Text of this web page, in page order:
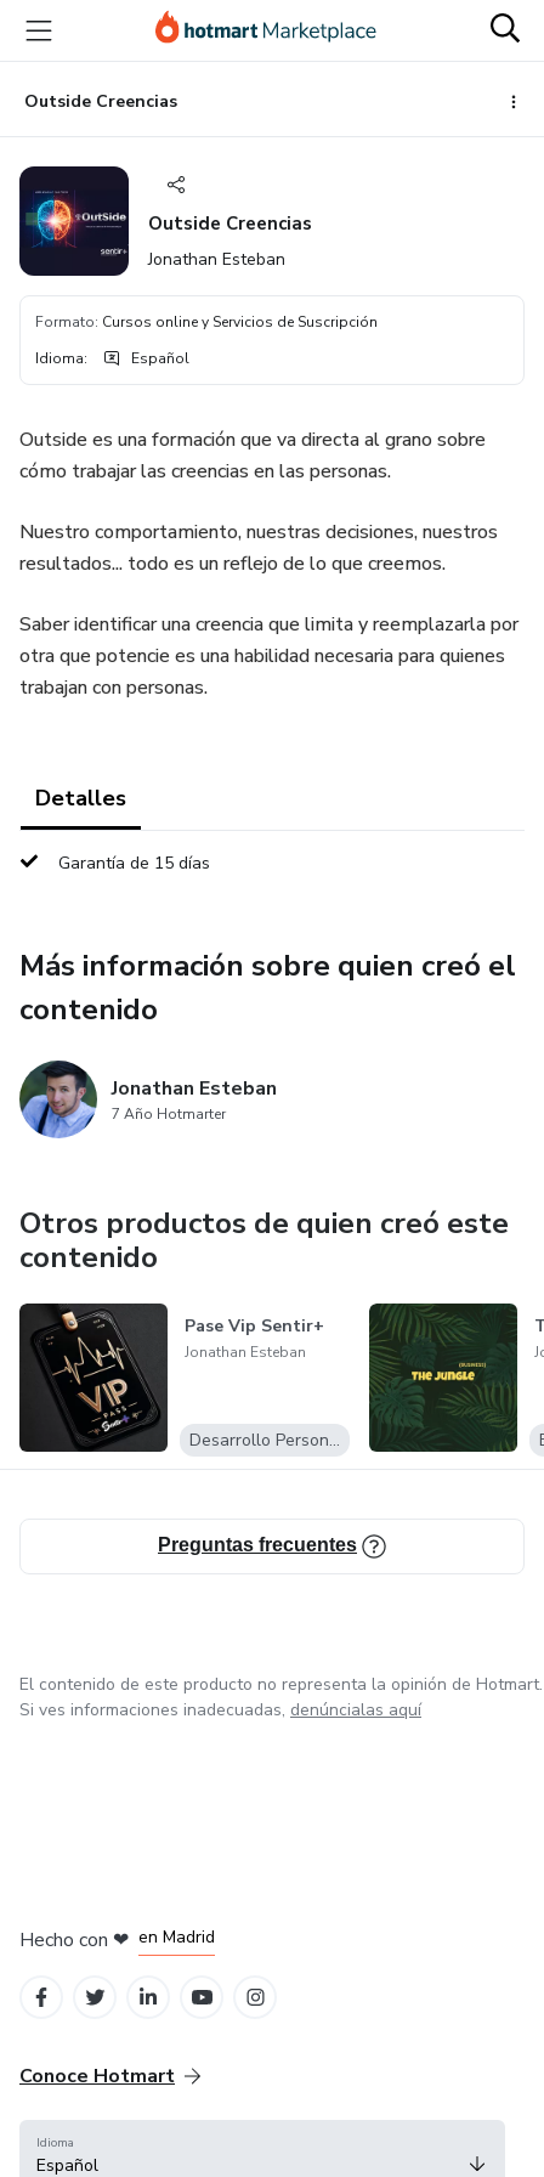
principal
página
de
página
Outside Creencias
Outside Creencias
Jonathan Esteban
Formato: Cursos online y Servicios de Suscripción
Idioma: Español
Outside es una formación que va directa al grano sobre
cómo trabajar las creencias en las personas.
Nuestro comportamiento, nuestras decisiones, nuestros
resultados... todo es un reflejo de lo que creemos.
Saber identificar una creencia que limita y reemplazarla por
otra que potencie es una habilidad necesaria para quienes
trabajan con personas.
Detalles
Garantía de 15 días
Más información sobre quien creó el
contenido
Jonathan Esteban
7 Año Hotmarter
Otros productos de quien creó este
contenido
Pase Vip Sentir+
Jonathan Esteban
Desarrollo Personal
Preguntas frecuentes
El contenido de este producto no representa la opinión de Hotmart.
Si ves informaciones inadecuadas, denúncialas aquí
Hecho con ❤ en Madrid
Conoce Hotmart
Idioma
Español